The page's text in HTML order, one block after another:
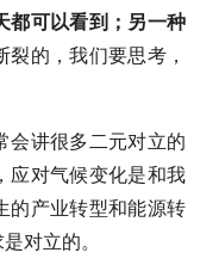
都可以看到；另一种
的，我们要思考，
会讲很多二元对立的
应对气候变化是和我
的产业转型和能源转
对立的。